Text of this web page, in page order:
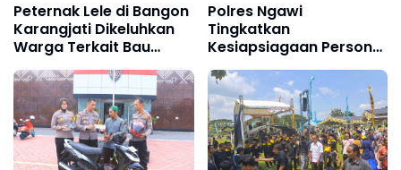
Peternak Lele di Bangon
Karangjati Dikeluhkan
Warga Terkait Bau
Menyengat
Pembuangan Air Limbah
Kolam
Polres Ngawi
Tingkatkan
Kesiapsiagaan Personel
Melalui Latihan Dalmas